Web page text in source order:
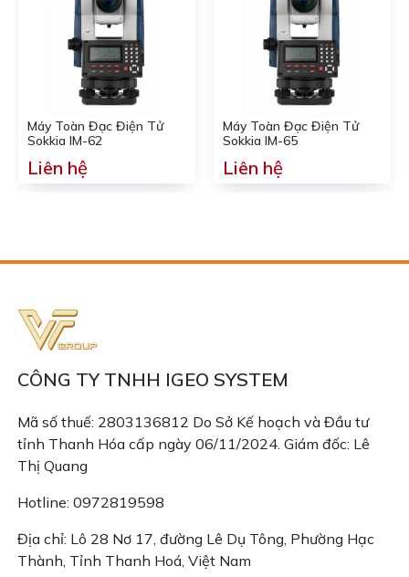
Máy Toàn Đạc Điện Tử
Sokkia IM-62
Liên hệ
Máy Toàn Đạc Điện Tử
Sokkia IM-65
Liên hệ
CÔNG TY TNHH IGEO SYSTEM
Mã số thuế: 2803136812 Do Sở Kế hoạch và Đầu tư
tỉnh Thanh Hóa cấp ngày 06/11/2024. Giám đốc: Lê
Thị Quang
Hotline: 0972819598
Địa chỉ: Lô 28 Nơ 17, đường Lê Dụ Tông, Phường Hạc
Thành, Tỉnh Thanh Hoá, Việt Nam